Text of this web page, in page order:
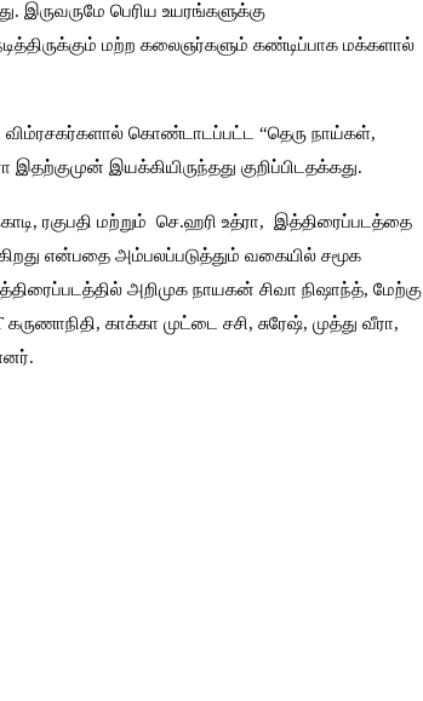
இருவருமே பெரிய உயரங்களுக்கு
மற்ற கலைஞர்களும் கண்டிப்பாக மக்களால்
விம்ரசகர்களால் கொண்டாடப்பட்ட “தெரு நாய்கள்,
இயக்கியிருந்தது குறிப்பிடதக்கது.
ரகுபதி மற்றும் செ.ஹரி உத்ரா, இத்திரைப்படத்தை
என்பதை அம்பலப்படுத்தும் வகையில் சமூக
அறிமுக நாயகன் சிவா நிஷாந்த், மேற்கு
காக்கா முட்டை சசி, சுரேஷ், முத்து வீரா,